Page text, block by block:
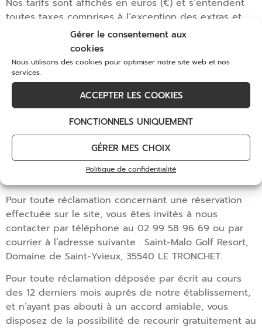
Gérer le consentement aux
cookies
Nous utilisons des cookies pour optimiser notre site web et nos
services.
ACCEPTER LES COOKIES
FONCTIONNELS UNIQUEMENT
GÉRER MES CHOIX
Politique de confidentialité
Nos tarifs sont affichés en euros (€) et s’entendent
toutes taxes comprises à l’exception des extras et
prestations complémentaires (petit déjeuner,
boissons, téléphone, dépenses personnelles) et de la
taxe de séjour, égale à 2,05 € (Délibération de la
Communauté d’agglomération du Pays de Saint-Malo
en date du 29 juin 2017).
Loi applicable et
règlement des litiges
Les présentes Conditions générales de vente sont
régies par la loi française.
Pour toute réclamation concernant une réservation
effectuée sur le site, vous êtes invités à nous
contacter par téléphone au 02 99 58 96 69 ou par
courrier à l’adresse suivante : Saint-Malo Golf Resort,
Domaine de Saint-Yvieux, 35540 LE TRONCHET.
Pour toute réclamation déposée par écrit au cours
des 12 derniers mois auprès de notre établissement,
et n’ayant pas abouti à un accord amiable, vous
disposez de la possibilité de recourir gratuitement au